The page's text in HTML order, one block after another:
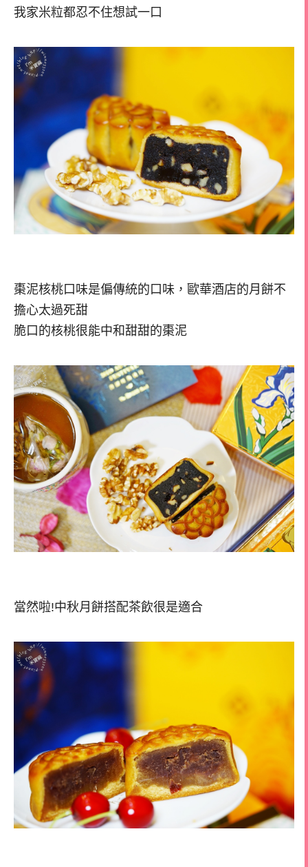
我家米粒都忍不住想試一口
棗泥核桃口味是偏傳統的口味，歐華酒店的月餅不
擔心太過死甜
脆口的核桃很能中和甜甜的棗泥
當然啦!中秋月餅搭配茶飲很是適合